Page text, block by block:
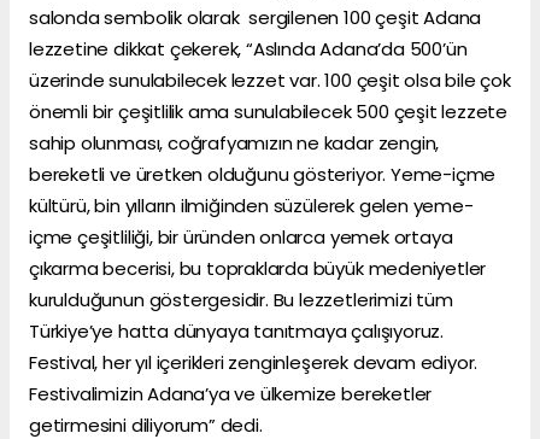
salonda sembolik olarak sergilenen 100 çeşit Adana
lezzetine dikkat çekerek, “Aslında Adana’da 500’ün
üzerinde sunulabilecek lezzet var. 100 çeşit olsa bile çok
önemli bir çeşitlilik ama sunulabilecek 500 çeşit lezzete
sahip olunması, coğrafyamızın ne kadar zengin,
bereketli ve üretken olduğunu gösteriyor. Yeme-içme
kültürü, bin yılların ilmiğinden süzülerek gelen yeme-
içme çeşitliliği, bir üründen onlarca yemek ortaya
çıkarma becerisi, bu topraklarda büyük medeniyetler
kurulduğunun göstergesidir. Bu lezzetlerimizi tüm
Türkiye’ye hatta dünyaya tanıtmaya çalışıyoruz.
Festival, her yıl içerikleri zenginleşerek devam ediyor.
Festivalimizin Adana’ya ve ülkemize bereketler
getirmesini diliyorum” dedi.